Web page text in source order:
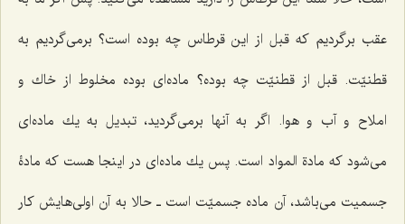
عقب برگردیم كه قبل از این قرطاس چه بوده است؟ برمى‌گردیم به
قطنیّت. قبل از قطنیّت چه بوده؟ ماده‌اى بوده مخلوط از خاك و
املاح و آب و هوا. اگر به آنها برمى‌گردید، تبدیل به یك ماده‌اى
مى‌شود كه مادة المواد است. پس یك ماده‌اى در اینجا هست كه مادۀ
جسمیت مى‌باشد، آن ماده جسمیّت است ـ حالا به آن اولى‌هایش كار